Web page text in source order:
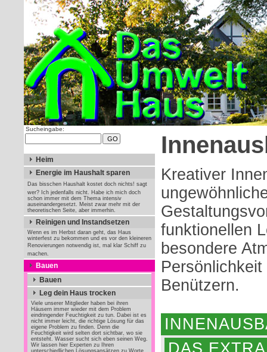
Sucheingabe:
Heim
Energie im Haushalt sparen
Das bisschen Haushalt kostet doch nichts! sagt
wer? Ich jedenfalls nicht. Habe ich mich doch
schon immer mit dem Thema intensiv
auseinandergesetzt. Meist zwar mehr mit der
theoretischen Seite, aber immerhin.
Reinigen und Instandsetzen
Wenn es im Herbst daran geht, das Haus
winterfest zu bekommen und es vor den kleineren
Renovierungen notwendig ist, mal klar Schiff zu
machen.
Bauen
Bauen
Leg dein Haus trocken
Viele unserer Mitglieder haben bei ihren
Häusern immer wieder mit dem Problem
eindringender Feuchtigkeit zu tun. Dabei ist es
nicht immer leicht, die richtige Lösung für das
eigene Problem zu finden. Denn die
Feuchtigkeit wird selten dort sichtbar, wo sie
entsteht. Wasser sucht sich eben seinen Weg.
Wir lassen hier Experten zu Ihren
unterschiedlichen Lösungsansätzen zu Worte
Kreativer
funktionellen
besondere
Benützern.
DAS